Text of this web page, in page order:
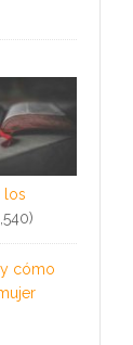
los
cómo